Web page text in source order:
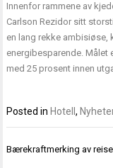
Innenfor rammene av
Carlson Rezidor sitt
en lang rekke ambisiøse,
energibesparende. Målet
med 25 prosent innen
Posted in Hotell,
Bærekraftmerking av